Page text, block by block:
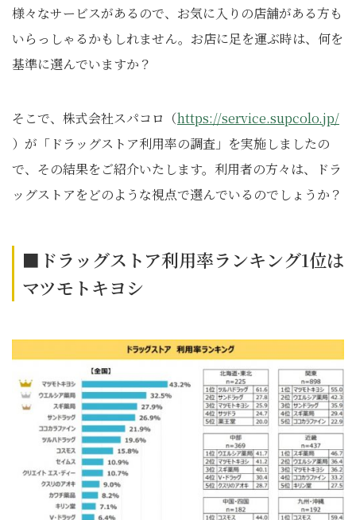
様々なサービスがあるので、お気に入りの店舗がある方も
いらっしゃるかもしれません。お店に足を運ぶ時は、何を
基準に選んでいますか？
そこで、株式会社スパコロ（https://service.supcolo.jp/
）が「ドラッグストア利用率の調査」を実施しましたの
で、その結果をご紹介いたします。利用者の方々は、ドラ
ッグストアをどのような視点で選んでいるのでしょうか？
■ドラッグストア利用率ランキング1位は
マツモトキヨシ